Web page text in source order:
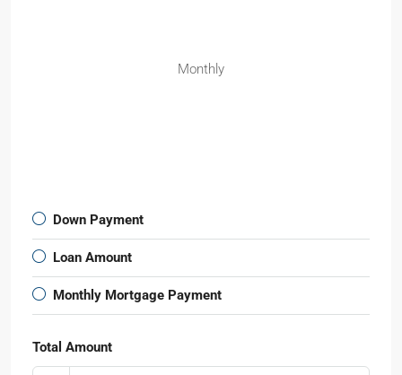
Monthly
Down Payment
Loan Amount
Monthly Mortgage Payment
Total Amount